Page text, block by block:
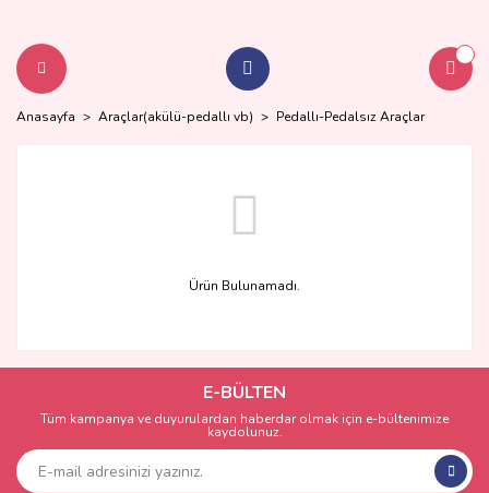
Anasayfa Araçlar(akülü-pedallı vb) Pedallı-Pedalsız Araçlar
Ürün Bulunamadı.
E-BÜLTEN
Tüm kampanya ve duyurulardan haberdar olmak için e-bültenimize
kaydolunuz.